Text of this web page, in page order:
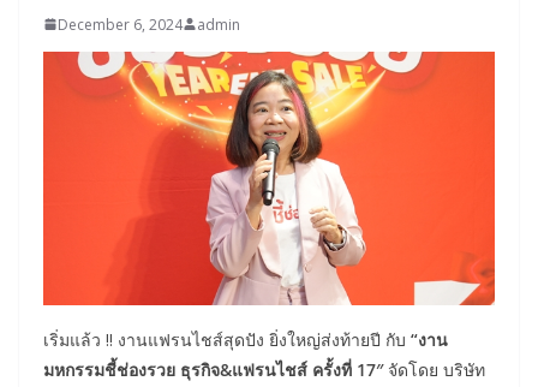
December 6, 2024 admin
เริ่มแล้ว !! งานแฟรนไชส์สุดปัง ยิ่งใหญ่ส่งท้ายปี กับ “งาน
มหกรรมชี้ช่องรวย ธุรกิจ&แฟรนไชส์ ครั้งที่ 17″จัดโดย บริษัท